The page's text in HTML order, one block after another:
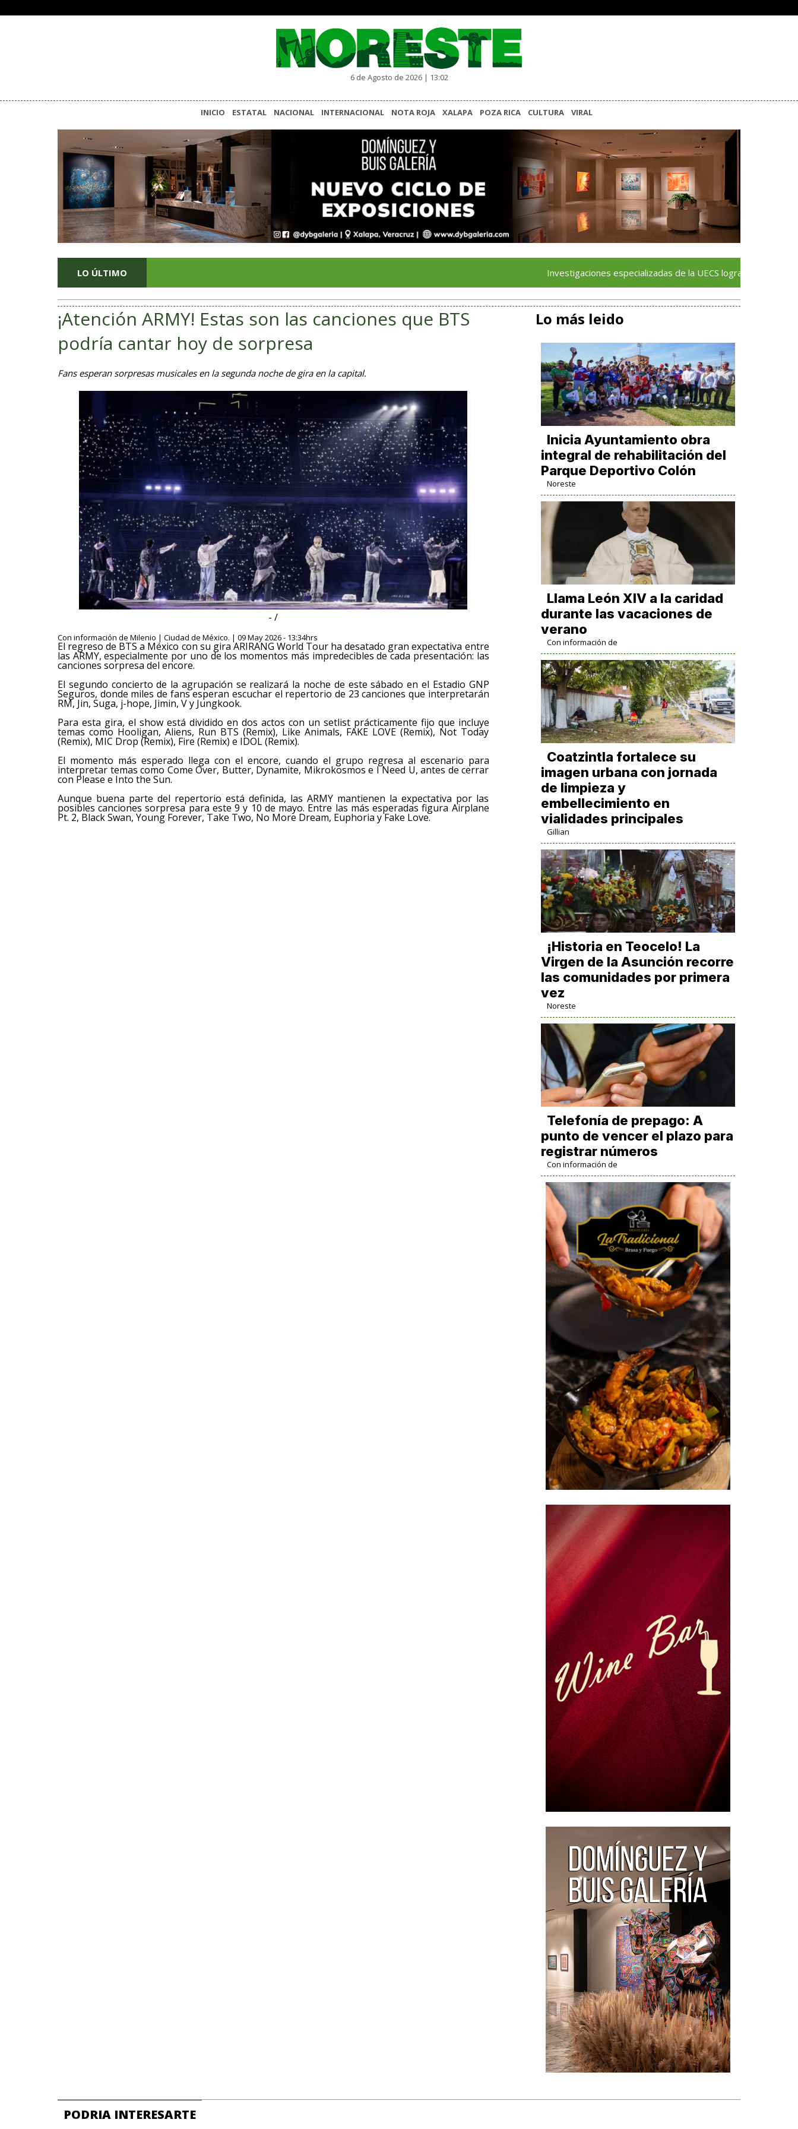
6 de Agosto de 2026 | 13:02
INICIO ESTATAL NACIONAL INTERNACIONAL NOTA ROJA XALAPA POZA RICA CULTURA VIRAL
LO ÚLTIMO Investigaciones especializadas de la UECS logran vinculaciones a
¡Atención ARMY! Estas son las canciones que BTS
podría cantar hoy de sorpresa
Fans esperan sorpresas musicales en la segunda noche de gira en la capital.
- /
Con información de Milenio | Ciudad de México. | 09 May 2026 - 13:34hrs
El regreso de BTS a México con su gira ARIRANG World Tour ha desatado gran expectativa entre
las ARMY, especialmente por uno de los momentos más impredecibles de cada presentación: las
canciones sorpresa del encore.
El segundo concierto de la agrupación se realizará la noche de este sábado en el Estadio GNP
Seguros, donde miles de fans esperan escuchar el repertorio de 23 canciones que interpretarán
RM, Jin, Suga, j-hope, Jimin, V y Jungkook.
Para esta gira, el show está dividido en dos actos con un setlist prácticamente fijo que incluye
temas como Hooligan, Aliens, Run BTS (Remix), Like Animals, FAKE LOVE (Remix), Not Today
(Remix), MIC Drop (Remix), Fire (Remix) e IDOL (Remix).
El momento más esperado llega con el encore, cuando el grupo regresa al escenario para
interpretar temas como Come Over, Butter, Dynamite, Mikrokosmos e I Need U, antes de cerrar
con Please e Into the Sun.
Aunque buena parte del repertorio está definida, las ARMY mantienen la expectativa por las
posibles canciones sorpresa para este 9 y 10 de mayo. Entre las más esperadas figura Airplane
Pt. 2, Black Swan, Young Forever, Take Two, No More Dream, Euphoria y Fake Love.
Lo más leido
Inicia Ayuntamiento obra
integral de rehabilitación del
Parque Deportivo Colón
Noreste
Llama León XIV a la caridad
durante las vacaciones de
verano
Con información de
Coatzintla fortalece su
imagen urbana con jornada
de limpieza y
embellecimiento en
vialidades principales
Gillian
​¡Historia en Teocelo! La
Virgen de la Asunción recorre
las comunidades por primera
vez
Noreste
Telefonía de prepago: A
punto de vencer el plazo para
registrar números
Con información de
PODRIA INTERESARTE